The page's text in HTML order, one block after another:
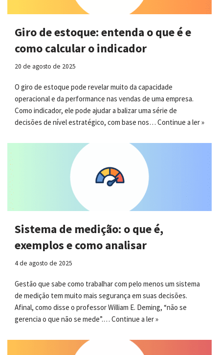
Giro de estoque: entenda o que é e
como calcular o indicador
20 de agosto de 2025
O giro de estoque pode revelar muito da capacidade
operacional e da performance nas vendas de uma empresa.
Como indicador, ele pode ajudar a balizar uma série de
decisões de nível estratégico, com base nos… Continue a ler »
Sistema de medição: o que é,
exemplos e como analisar
4 de agosto de 2025
Gestão que sabe como trabalhar com pelo menos um sistema
de medição tem muito mais segurança em suas decisões.
Afinal, como disse o professor William E. Deming, “não se
gerencia o que não se mede”.… Continue a ler »